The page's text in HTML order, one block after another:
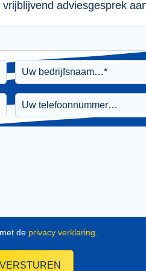
adviesgesprek
de privacy verklaring
VERSTUREN